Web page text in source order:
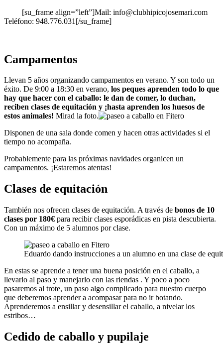
[su_frame align=”left”]Mail: info@clubhipicojosemari.com
Teléfono: 948.776.031[/su_frame]
Campamentos
Llevan 5 años organizando campamentos en verano. Y son todo un
éxito. De 9:00 a 18:30 en verano, los peques aprenden todo lo que
hay que hacer con el caballo: le dan de comer, lo duchan,
reciben clases de equitación y ¡hasta aprenden los huesos de
estos animales! Mirad la foto.
Disponen de una sala donde comen y hacen otras actividades si el
tiempo no acompaña.
Probablemente para las próximas navidades organicen un
campamentos. ¡Estaremos atentas!
Clases de equitación
También nos ofrecen clases de equitación. A través de bonos de 10
clases por 180€ para recibir clases esporádicas en pista descubierta.
Con un máximo de 5 alumnos por clase.
Eduardo dando instrucciones a un alumno en una clase de
En estas se aprende a tener una buena posición en el caballo, a
llevarlo al paso y manejarlo con las riendas . Y poco a poco
pasaremos al trote, un paso algo complicado para nuestro cuerpo
que deberemos aprender a acompasar para no ir botando.
Aprenderemos a ensillar y desensillar el caballo, a nivelar los
estribos…
Cedido de caballo y pupilaje